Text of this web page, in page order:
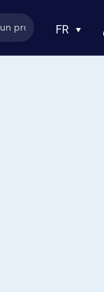
FR